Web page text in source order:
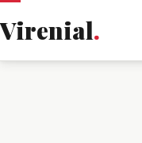
Virenial.